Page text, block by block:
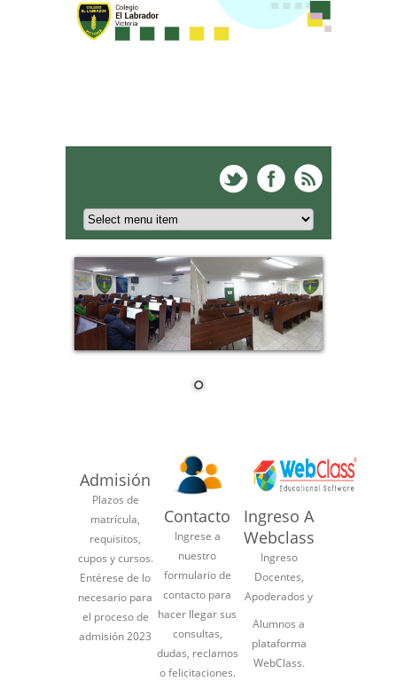
Admisión
Plazos de
matrícula,
requisitos,
cupos y cursos.
Entérese de lo
necesario para
el proceso de
admisión 2023
Contacto
Ingrese a
nuestro
formulario de
contacto para
hacer llegar sus
consultas,
dudas, reclamos
o felicitaciones.
Ingreso A
Webclass
Ingreso
Docentes,
Apoderados y
Alumnos a
plataforma
WebClass.